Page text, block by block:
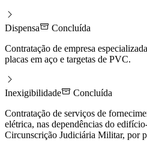
Dispensa
Concluída
Contratação de empresa
placas em aço e targetas de PVC.
Inexigibilidade
Concluída
Contratação de serviços de
elétrica, nas dependências do
Circunscrição Judiciária Militar, por